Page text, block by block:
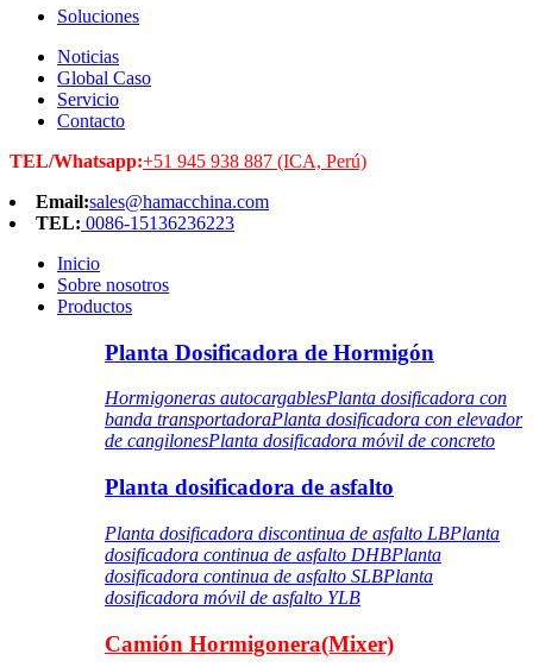
Soluciones
Noticias
Global Caso
Servicio
Contacto
TEL/Whatsapp:+51 945 938 887 (ICA, Perú)
Email:sales@hamacchina.com
TEL: 0086-15136236223
Inicio
Sobre nosotros
Productos
Planta Dosificadora de Hormigón
Hormigoneras autocargablesPlanta dosificadora con
banda transportadoraPlanta dosificadora con elevador
de cangilonesPlanta dosificadora móvil de concreto
Planta dosificadora de asfalto
Planta dosificadora discontinua de asfalto LBPlanta
dosificadora continua de asfalto DHBPlanta
dosificadora continua de asfalto SLBPlanta
dosificadora móvil de asfalto YLB
Camión Hormigonera(Mixer)